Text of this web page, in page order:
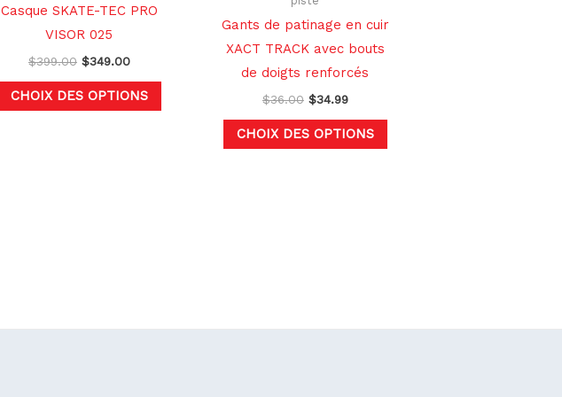
Casque SKATE-TEC PRO
VISOR 025
$399.00 $349.00
CHOIX DES OPTIONS
Gants de patinage en cuir
XACT TRACK avec bouts
de doigts renforcés
$36.00 $34.99
CHOIX DES OPTIONS
la